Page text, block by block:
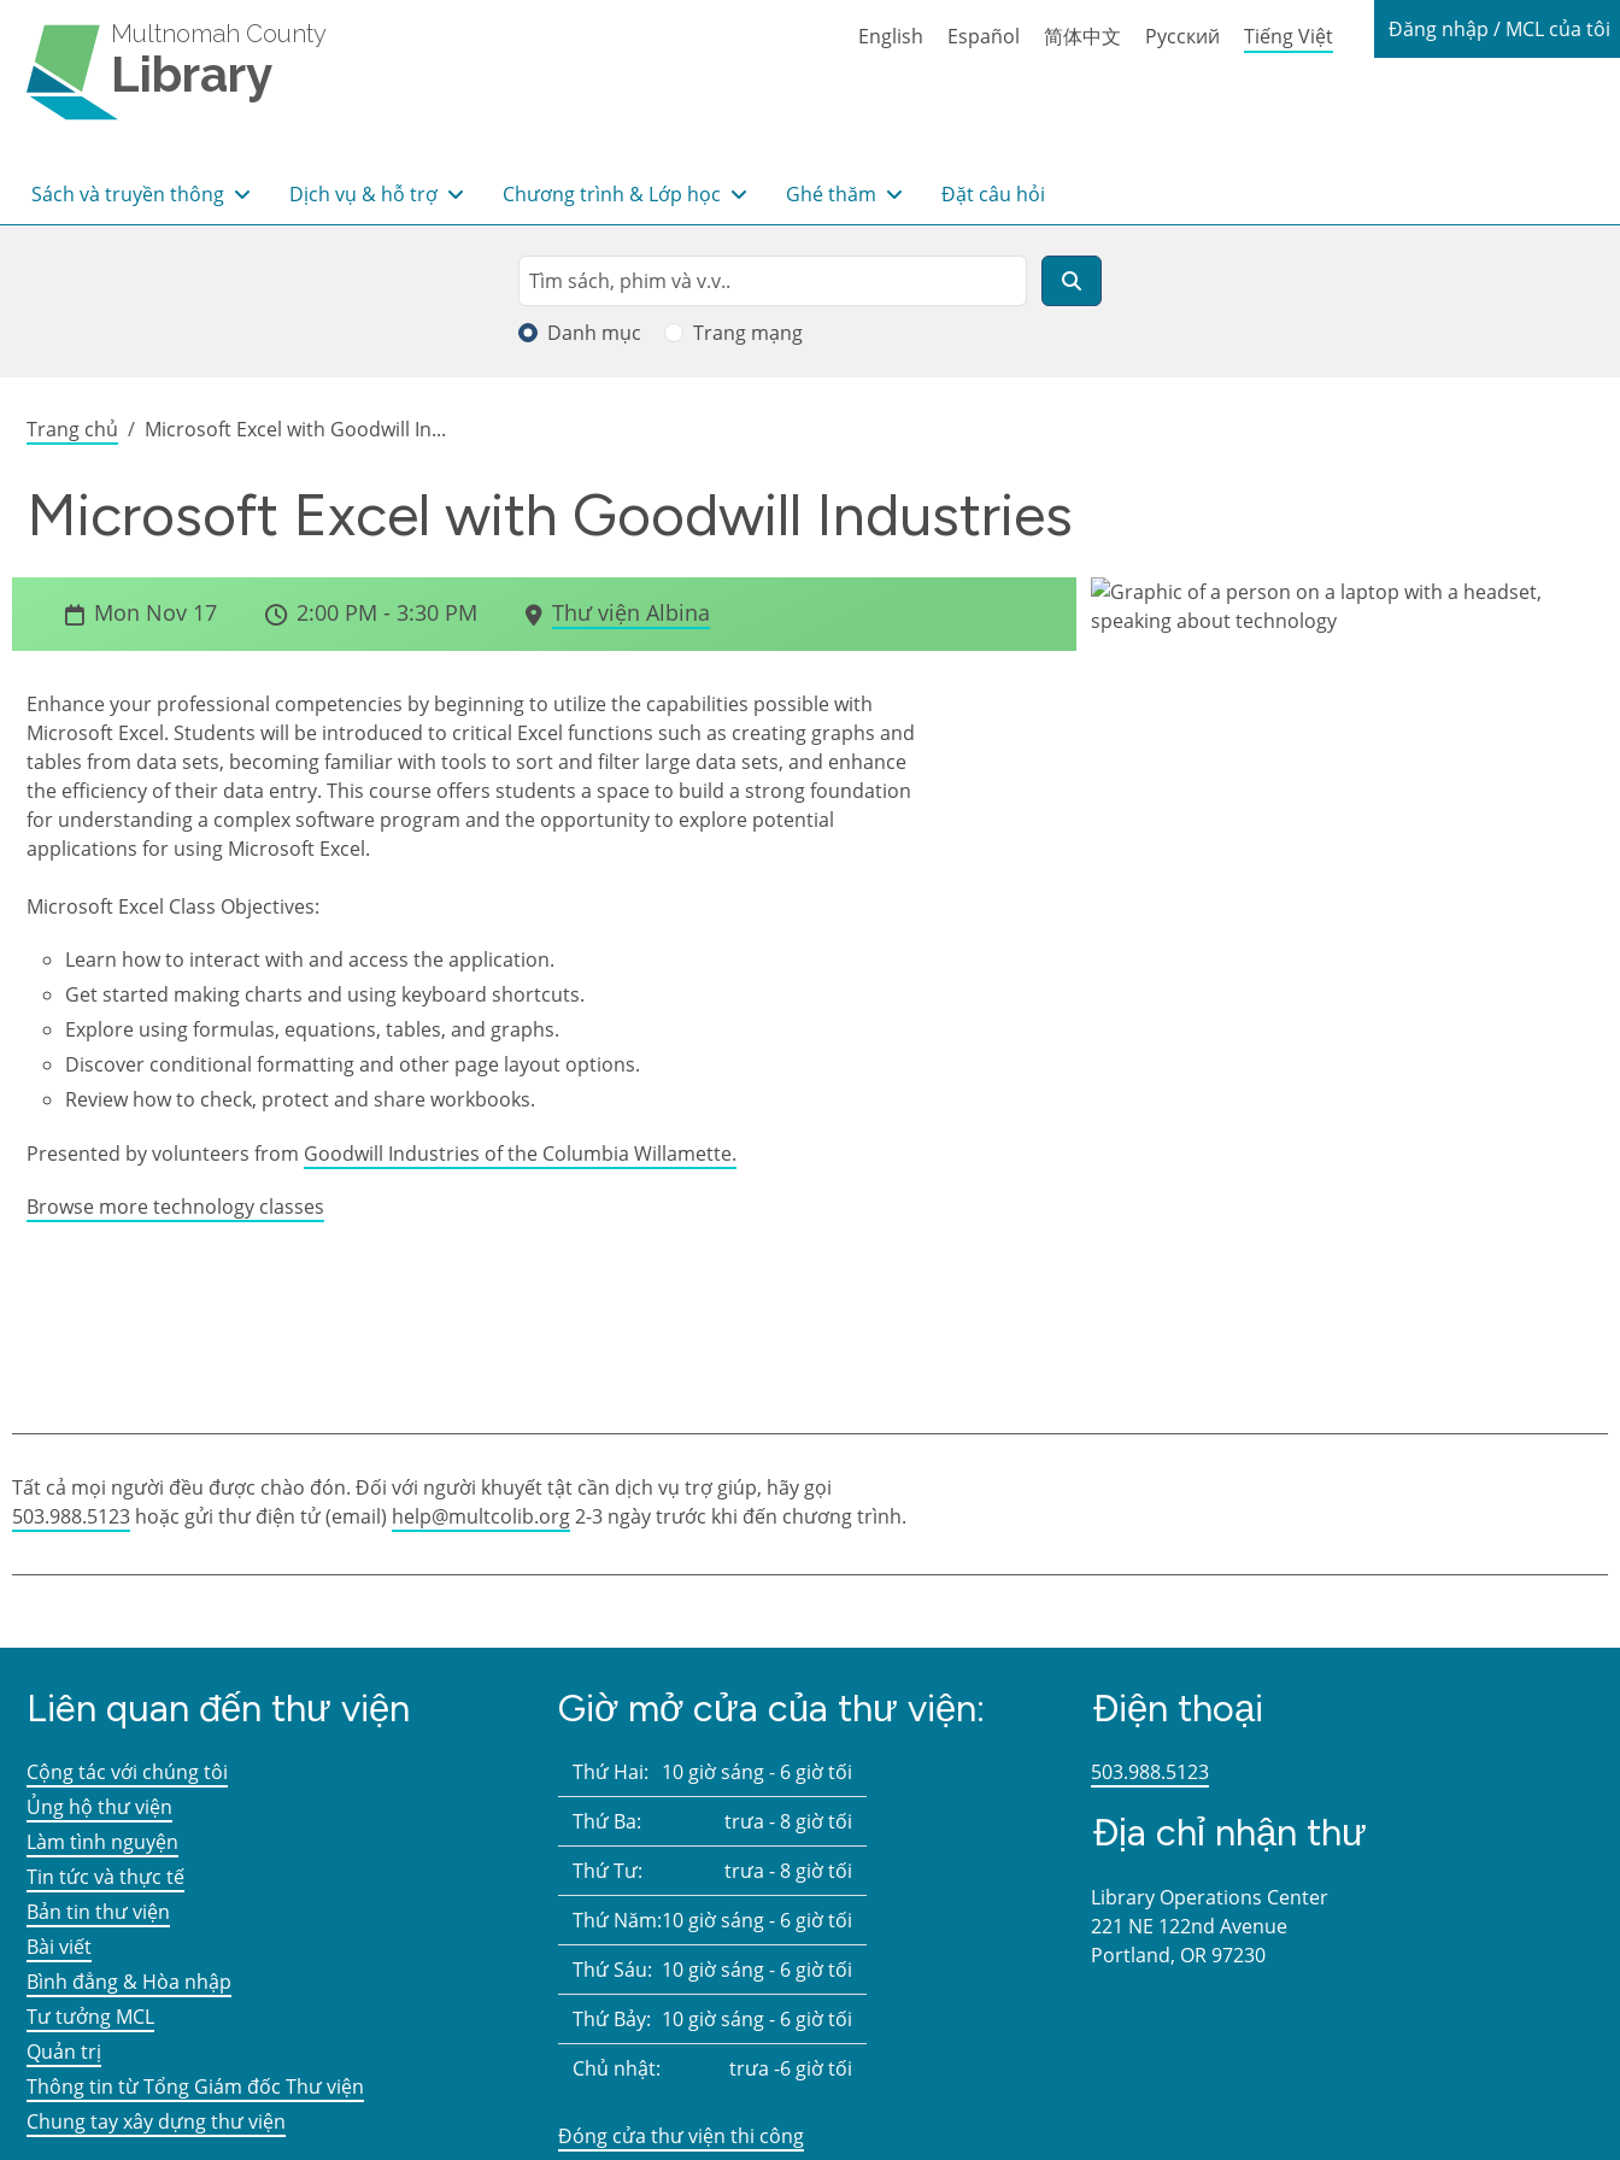
Multnomah County
Library
English Español 简体中文 Русский Tiếng Việt Login / My
Đăng nhập / MCL của tôi
Main navigation
Sách và truyền thông Dịch vụ & hỗ trợ Chương trình & Lớp học Ghé thăm Đặt câu hỏi
Search
Tìm kiếm
Danh mục Trang mạng
Breadcrumb
Trang chủ Microsoft Excel with Goodwill In...
Microsoft Excel with Goodwill Industries
Mon Nov 17 2:00 PM - 3:30 PM Thư viện Albina
Enhance your professional competencies by beginning to utilize the capabilities possible with
Microsoft Excel. Students will be introduced to critical Excel functions such as creating graphs and
tables from data sets, becoming familiar with tools to sort and filter large data sets, and enhance
the efficiency of their data entry. This course offers students a space to build a strong foundation
for understanding a complex software program and the opportunity to explore potential
applications for using Microsoft Excel.
Microsoft Excel Class Objectives:
Learn how to interact with and access the application.
Get started making charts and using keyboard shortcuts.
Explore using formulas, equations, tables, and graphs.
Discover conditional formatting and other page layout options.
Review how to check, protect and share workbooks.
Presented by volunteers from Goodwill Industries of the Columbia Willamette.
Browse more technology classes
Tất cả mọi người đều được chào đón. Đối với người khuyết tật cần dịch vụ trợ giúp, hãy gọi
503.988.5123 hoặc gửi thư điện tử (email) help@multcolib.org2-3 ngày trước khi đến chương trình.
Liên quan đến thư viện
Cộng tác với chúng tôi
Ủng hộ thư viện
Làm tình nguyện
Tin tức và thực tế
Bản tin thư viện
Bài viết
Bình đẳng & Hòa nhập
Tư tưởng MCL
Quản trị
Thông tin từ Tổng Giám đốc Thư viện
Chung tay xây dựng thư viện
Giờ mở cửa của thư viện:
Thứ Hai: 10 giờ sáng - 6 giờ tối
Thứ Ba:
trưa - 8 giờ tối
Thứ Tư:
trưa - 8 giờ tối
Thứ Năm:10 giờ sáng - 6 giờ tối
Thứ Sáu: 10 giờ sáng - 6 giờ tối
Thứ Bảy: 10 giờ sáng - 6 giờ tối
Chủ nhật:
trưa -6 giờ tối
Đóng cửa thư viện thi công
Điện thoại
503.988.5123
Địa chỉ nhận thư
Library Operations Center
221 NE 122nd Avenue
Portland, OR 97230